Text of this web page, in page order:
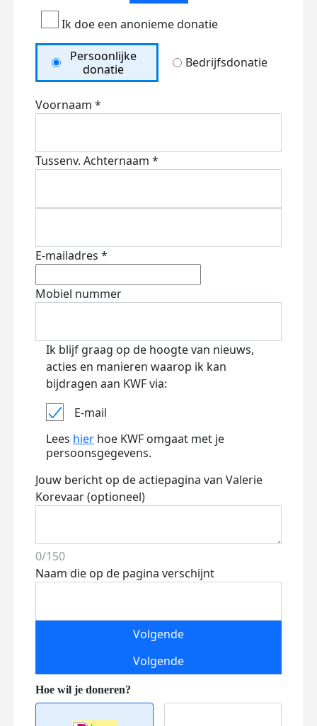
Ik doe een anonieme donatie
Persoonlijke
donatie
Bedrijfsdonatie
Voornaam *
Tussenv. Achternaam *
E-mailadres *
Mobiel nummer
Ik blijf graag op de hoogte van nieuws,
acties en manieren waarop ik kan
bijdragen aan KWF via:
E-mail
Lees hier hoe KWF omgaat met je
persoonsgegevens.
Jouw bericht op de actiepagina van Valerie
Korevaar (optioneel)
0/150
Naam die op de pagina verschijnt
Volgende
Volgende